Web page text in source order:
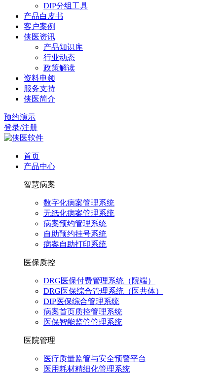
DIP分组工具
产品白皮书
客户案例
侠医资讯
产品知识库
行业动态
政策解读
资料申领
服务支持
侠医简介
预约演示
登录/注册
首页
产品中心
智慧病案
数字化病案管理系统
无纸化病案管理系统
病案预约管理系统
自助预约挂号系统
病案自助打印系统
医保质控
DRG医保付费管理系统（院端）
DRG医保综合管理系统（医共体）
DIP医保综合管理系统
病案首页质控管理系统
医保智能监管管理系统
医院管理
医疗质量监管与安全预警平台
医用耗材精细化管理系统